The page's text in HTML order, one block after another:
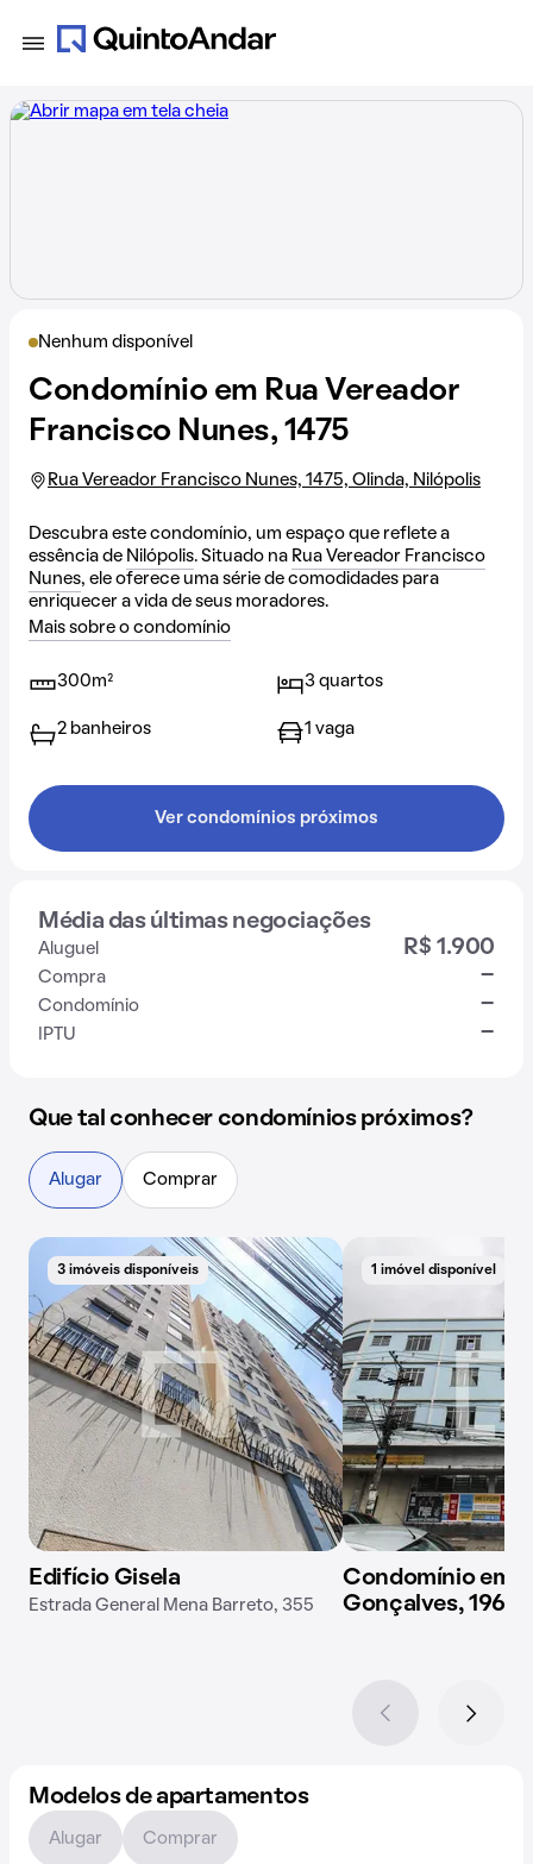
Nenhum disponível
Condomínio em Rua Vereador
Francisco Nunes, 1475
Rua Vereador Francisco Nunes, 1475, Olinda, Nilópolis
Descubra este condomínio, um espaço que reflete a
essência de Nilópolis. Situado na Rua Vereador Francisco
Nunes, ele oferece uma série de comodidades para
enriquecer a vida de seus moradores.
Mais sobre o condomínio
300m² 3 quartos
2 banheiros 1 vaga
Ver condomínios próximos
Média das últimas negociações
Aluguel R$ 1.900
Compra -
Condomínio -
IPTU -
Que tal conhecer condomínios próximos?
Alugar Comprar
3 imóveis disponíveis
Edifício Gisela
Estrada General Mena Barreto, 355
1 imóvel disponível
Condomínio em
Gonçalves, 196
Modelos de apartamentos
Alugar Comprar